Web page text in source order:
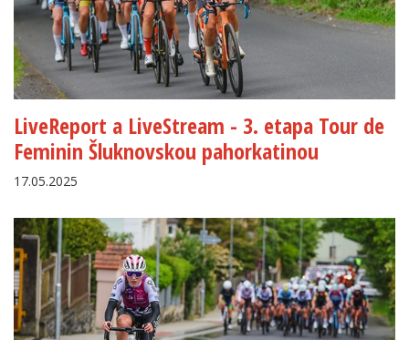
LiveReport a LiveStream - 3. etapa Tour de
Feminin Šluknovskou pahorkatinou
17.05.2025